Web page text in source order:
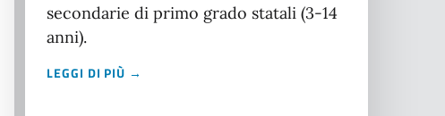
secondarie di primo grado statali (3-14
anni).
LEGGI DI PIÙ →